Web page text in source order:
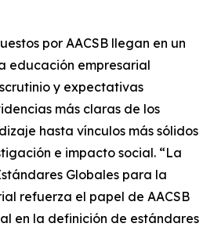
por AACSB llegan en un
educación empresarial
y expectativas
más claras de los
hasta vínculos más sólidos
e impacto social. “La
Globales para la
refuerza el papel de AACSB
en la definición de estándares